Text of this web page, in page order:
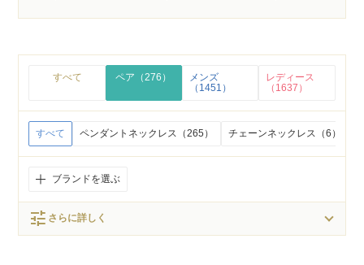
すべて ペア（276）
メンズ
（1451）
レディース
（1637）
すべて ペンダントネックレス（265） チェーンネックレス（6）
ブランドを選ぶ
tune さらに詳しく